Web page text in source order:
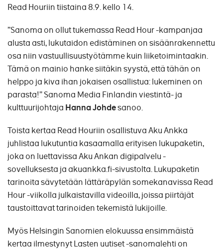
Read Houriin tiistaina 8.9. kello 14. ​
”Sanoma on ollut tukemassa Read Hour -kampanjaa
alusta asti, lukutaidon edistäminen on sisäänrakennettu
osa niin vastuullisuustyötämme kuin liiketoimintaakin.
Tämä on mainio hanke siitäkin syystä, että tähän on
helppo ja kiva ihan jokaisen osallistua: lukeminen on
parasta!” Sanoma Media Finlandin viestintä- ja
kulttuurijohtaja Hanna Johdesanoo.
Toista kertaa Read Houriin osallistuva Aku Ankka
juhlistaa lukutuntia kasaamalla erityisen lukupaketin,
joka on luettavissa Aku Ankan digipalvelu -
sovelluksesta ja akuankka.fi-sivustolta. Lukupaketin
tarinoita sävytetään lättäräpylän somekanavissa Read
Hour -viikolla julkaistavilla videoilla, joissa piirtäjät
taustoittavat tarinoiden tekemistä lukijoille.
Myös Helsingin Sanomien elokuussa ensimmäistä
kertaa ilmestynyt Lasten uutiset -sanomalehti on